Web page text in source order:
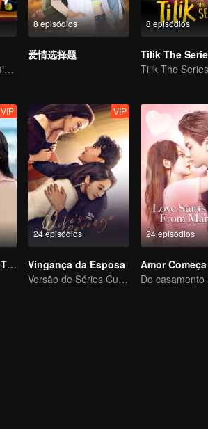
A aventura de 5 amigos em busca de uma alma gêmea!
8 episódios
爱情选择题
8 episódios
Tilik The
Tilik The Series
VIP
Grains of Sand in The Sea
24 episódios
VIP
Vingança da Esposa
Versão de Séries Curtas “A Tentação de voltar para casa”
24 episódios